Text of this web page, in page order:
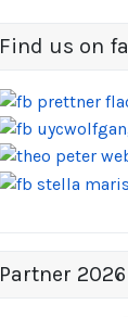
Find us on
Partner 2026